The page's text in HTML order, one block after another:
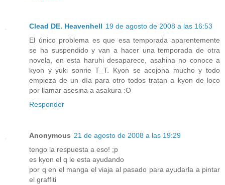
Clead DE. Heavenhell 19 de agosto de 2008 a las 16:53
El único problema es que esa temporada aparentemente
se ha suspendido y van a hacer una temporada de otra
novela, en esta haruhi desaparece, asahina no conoce a
kyon y yuki sonrie T_T. Kyon se acojona mucho y todo
empieza de un día para otro todos tratan a kyon de loco
por llamar asesina a asakura :O
Responder
Anonymous 21 de agosto de 2008 a las 19:29
tengo la respuesta a eso! ;p
es kyon el q le esta ayudando
por q en el manga el viaja al pasado para ayudarla a pintar
el graffiti